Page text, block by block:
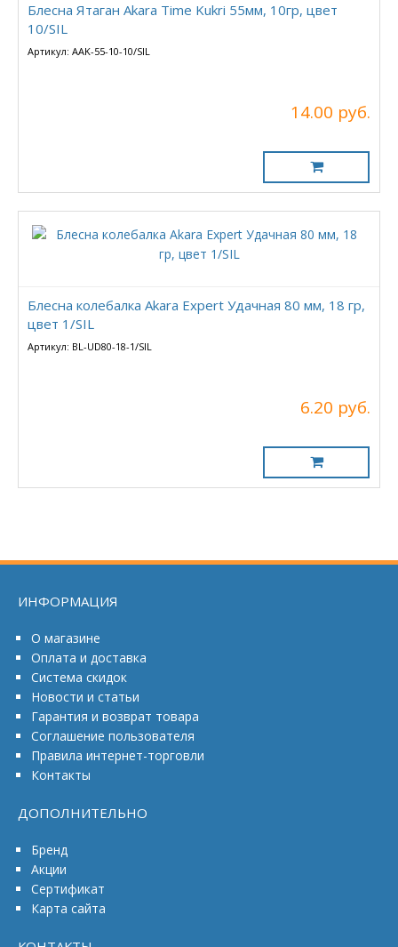
Блесна Ятаган Akara Time Kukri 55мм, 10гр, цвет
10/SIL
Артикул: AAK-55-10-10/SIL
14.00 руб.
Блесна колебалка Akara Expert Удачная 80 мм, 18 гр,
цвет 1/SIL
Артикул: BL-UD80-18-1/SIL
6.20 руб.
ИНФОРМАЦИЯ
О магазине
Оплата и доставка
Система скидок
Новости и статьи
Гарантия и возврат товара
Соглашение пользователя
Правила интернет-торговли
Контакты
ДОПОЛНИТЕЛЬНО
Бренд
Акции
Сертификат
Карта сайта